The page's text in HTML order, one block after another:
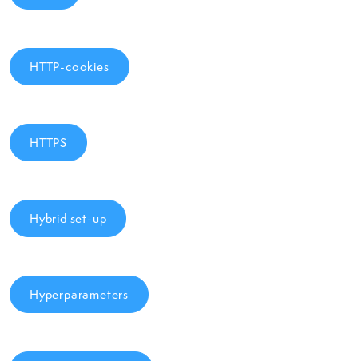
HTTP-cookies
HTTPS
Hybrid set-up
Hyperparameters